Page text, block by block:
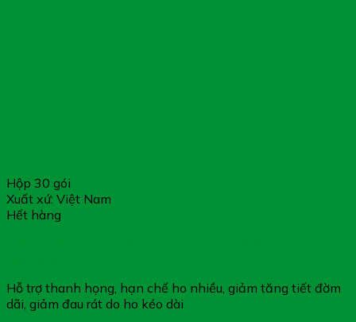
Hộp 30 gói
Xuất xứ: Việt Nam
Hết hàng
Hỗ trợ thanh họng, hạn chế ho nhiều, giảm tăng tiết đờm
dãi, giảm đau rát do ho kéo dài